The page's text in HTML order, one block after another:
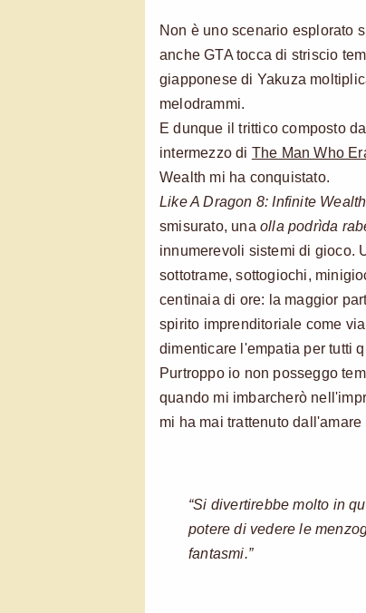
Non è uno scenario esplorato
anche GTA tocca di striscio
giapponese di Yakuza
melodrammi.
E dunque il trittico composto
intermezzo di The Man Who
Wealth mi ha conquistato.
Like A Dragon 8: Infinite Wealth
smisurato, una olla podrìda
innumerevoli sistemi di gioco.
sottotrame, sottogiochi,
centinaia di ore: la maggior
spirito imprenditoriale come
dimenticare l'empatia per tutti
Purtroppo io non posseggo
quando mi imbarcherò
mi ha mai trattenuto dall'amare
“Si divertirebbe molto in
potere di vedere le
fantasmi.”